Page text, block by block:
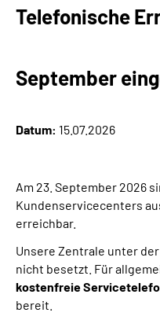
Services
Über uns
Online-Services
Inhalte in
Leichte Sprache
Telefonische
September
Datum: 15.07.2026
Am 23. September 2026
Kundenservicecenters
erreichbar.
Unsere Zentrale unter
nicht besetzt. Für
kostenfreie
bereit.